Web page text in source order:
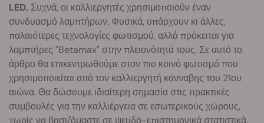
LED. Συχνά, οι καλλιεργητές χρησιμοποιούν έναν
συνδυασμό λαμπτήρων. Φυσικά, υπάρχουν κι άλλες,
παλαιότερες τεχνολογίες φωτισμού, αλλά πρόκειται για
λαμπτήρες "Betamax" στην πλειονότητά τους. Σε αυτό το
άρθρο θα επικεντρωθούμε στον πιο κοινό φωτισμό που
χρησιμοποιείται από τον καλλιεργητή κάνναβης του 21ου
αιώνα. Θα δώσουμε ιδιαίτερη σημασία στις πρακτικές
συμβουλές για την καλλιέργεια σε εσωτερικούς χώρους,
χωρίς να βασιζόμαστε σε ψευδο-επιστημονικά στατιστικά.